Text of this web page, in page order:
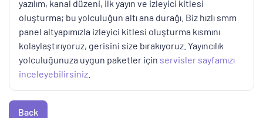
yazılım, kanal düzeni, ilk yayın ve izleyici kitlesi
oluşturma; bu yolculuğun altı ana durağı. Biz hızlı smm
panel altyapımızla izleyici kitlesi oluşturma kısmını
kolaylaştırıyoruz, gerisini size bırakıyoruz. Yayıncılık
yolculuğunuza uygun paketler için servisler sayfamızı
inceleyebilirsiniz
Back